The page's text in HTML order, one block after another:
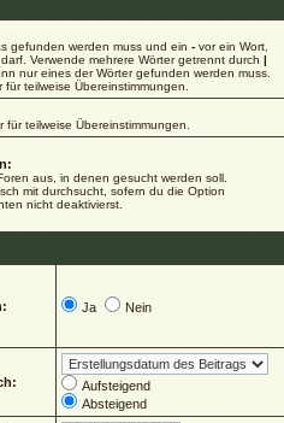
gefunden werden muss und ein- vor ein Wort,
Verwende mehrere Wörter getrennt durch|
nur eines der Wörter gefunden werden muss.
teilweise Übereinstimmungen.
teilweise Übereinstimmungen.
aus, in denen gesucht werden soll.
mit durchsucht, sofern du die Option
nicht deaktivierst.
Ja Nein
Aufsteigend
Absteigend